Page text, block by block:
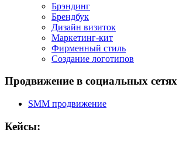
Брэндинг
Брендбук
Дизайн визиток
Маркетинг-кит
Фирменный стиль
Создание логотипов
Продвижение в социальных сетях
SMM продвижение
Кейсы: